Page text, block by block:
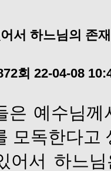
서 하느님의 존
회 22-04-08
은 예수님
모독한다고
어서 하느